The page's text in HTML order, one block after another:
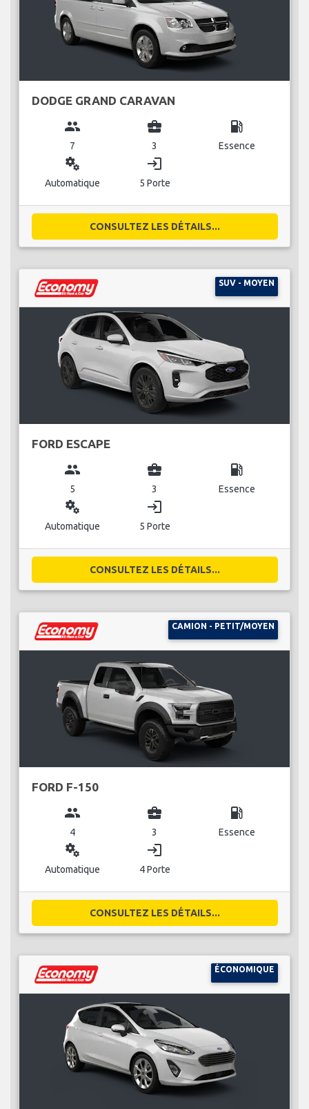
DODGE GRAND CARAVAN
group
7
business_center
3
local_gas_station
Essence
miscellaneous_services
Automatique
login
5 Porte
CONSULTEZ LES DÉTAILS...
SUV - MOYEN
FORD ESCAPE
group
5
business_center
3
local_gas_station
Essence
miscellaneous_services
Automatique
login
5 Porte
CONSULTEZ LES DÉTAILS...
CAMION - PETIT/MOYEN
FORD F-150
group
4
business_center
3
local_gas_station
Essence
miscellaneous_services
Automatique
login
4 Porte
CONSULTEZ LES DÉTAILS...
ÉCONOMIQUE